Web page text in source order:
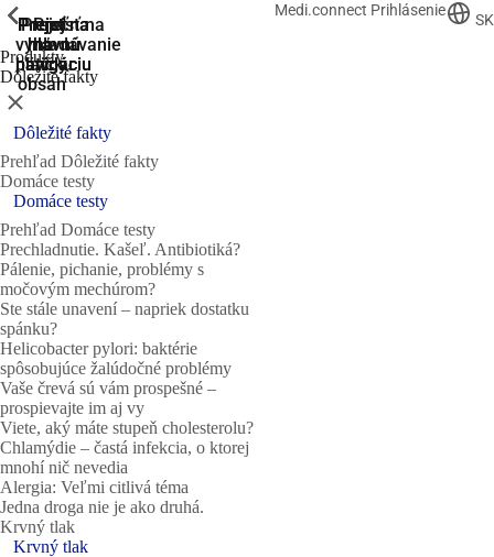
Prejsť na
vyhľadávanie
Prejsť na
hlavnú
navigáciu
Prejsť na
hlavnú
navigáciu
Prejsť
na
hlavný
obsah
Prejsť
na
pätičku
Medi.connect Prihlásenie
SK
Produkty
Dôležité fakty
ShowPrevious
Zatvoriť
Dôležité fakty
Prehľad Dôležité fakty
Domáce testy
ShowPrevious
Domáce testy
Prehľad Domáce testy
Prechladnutie. Kašeľ. Antibiotiká?
Pálenie, pichanie, problémy s
močovým mechúrom?
Ste stále unavení – napriek dostatku
spánku?
Helicobacter pylori: baktérie
spôsobujúce žalúdočné problémy
Vaše črevá sú vám prospešné –
prospievajte im aj vy
Viete, aký máte stupeň cholesterolu?
Chlamýdie – častá infekcia, o ktorej
mnohí nič nevedia
Alergia: Veľmi citlivá téma
Jedna droga nie je ako druhá.
Krvný tlak
ShowPrevious
Krvný tlak
ShowPrevious
ShowPrevious